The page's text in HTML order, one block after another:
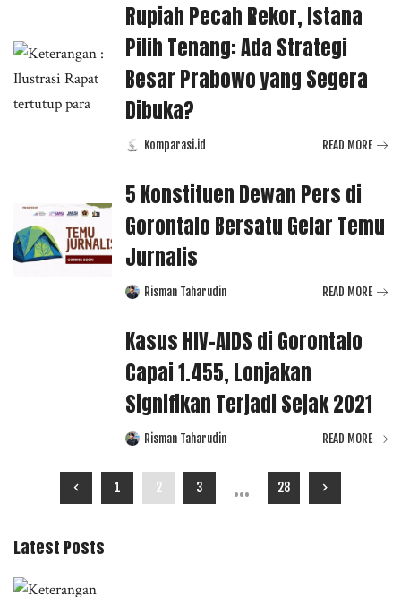
Rupiah Pecah Rekor, Istana
Pilih Tenang: Ada Strategi
Besar Prabowo yang Segera
Dibuka?
PostedKomparasi.id READ MORE
5 Konstituen Dewan Pers di
Gorontalo Bersatu Gelar Temu
Jurnalis
PostedRisman Taharudin READ MORE
Kasus HIV-AIDS di Gorontalo
Capai 1.455, Lonjakan
Signifikan Terjadi Sejak 2021
PostedRisman Taharudin READ MORE
1 2 3 … 28
Latest Posts